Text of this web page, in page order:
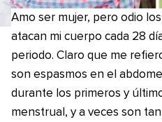
Amo ser mujer, pero odio
atacan mi cuerpo cada 28
periodo. Claro que me
son espasmos en el
durante los primeros y
menstrual, y a veces son